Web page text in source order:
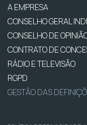
A EMPRESA
CONSELHO GERAL
CONSELHO DE
CONTRATO DE
RÁDIO E TELEVISÃO
RGPD
GESTÃO DAS